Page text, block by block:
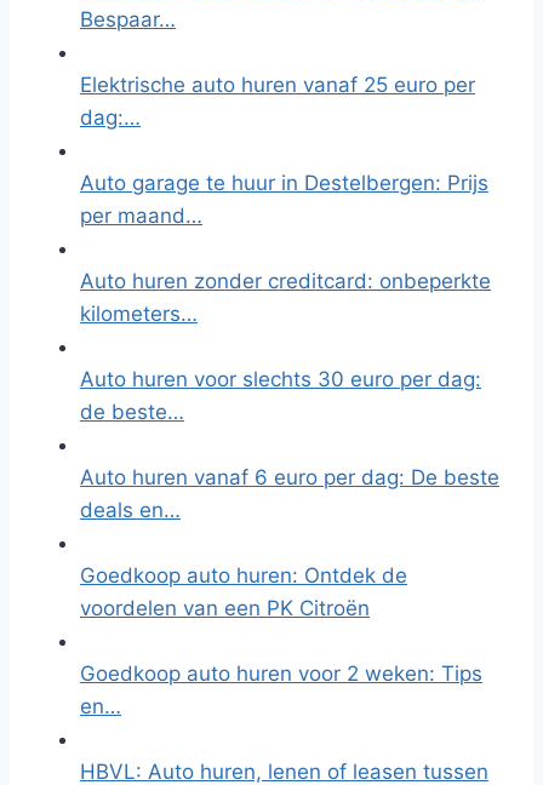
Bespaar…
Elektrische auto huren vanaf 25 euro per
dag:…
Auto garage te huur in Destelbergen: Prijs
per maand…
Auto huren zonder creditcard: onbeperkte
kilometers…
Auto huren voor slechts 30 euro per dag:
de beste…
Auto huren vanaf 6 euro per dag: De beste
deals en…
Goedkoop auto huren: Ontdek de
voordelen van een PK Citroën
Goedkoop auto huren voor 2 weken: Tips
en…
HBVL: Auto huren, lenen of leasen tussen